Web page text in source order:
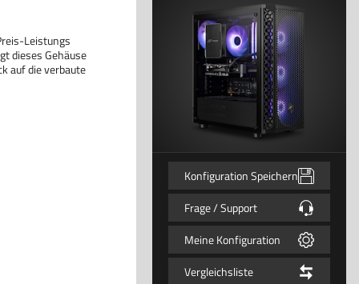
Leistungs
dieses Gehäuse
auf die verbaute
Konfiguration Speichern
Frage / Support
Meine Konfiguration
Vergleichsliste